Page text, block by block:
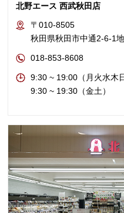
北野エース 西武秋田店
〒010-8505
秋田県秋田市中通2-6-1
018-853-8608
9:30 ~ 19:00（月火水木
9:30 ~ 19:30（金土）